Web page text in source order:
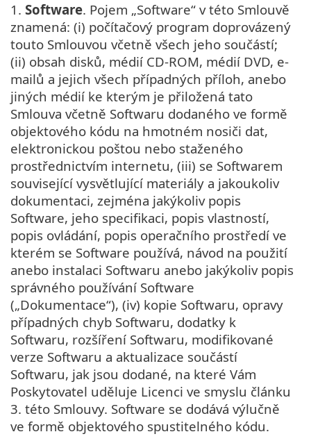
1. Software. Pojem „Software“ v této Smlouvě
znamená: (i) počítačový program doprovázený
touto Smlouvou včetně všech jeho součástí;
(ii) obsah disků, médií CD-ROM, médií DVD, e-
mailů a jejich všech případných příloh, anebo
jiných médií ke kterým je přiložená tato
Smlouva včetně Softwaru dodaného ve formě
objektového kódu na hmotném nosiči dat,
elektronickou poštou nebo staženého
prostřednictvím internetu, (iii) se Softwarem
související vysvětlující materiály a jakoukoliv
dokumentaci, zejména jakýkoliv popis
Software, jeho specifikaci, popis vlastností,
popis ovládání, popis operačního prostředí ve
kterém se Software používá, návod na použití
anebo instalaci Softwaru anebo jakýkoliv popis
správného používání Software
(„Dokumentace“), (iv) kopie Softwaru, opravy
případných chyb Softwaru, dodatky k
Softwaru, rozšíření Softwaru, modifikované
verze Softwaru a aktualizace součástí
Softwaru, jak jsou dodané, na které Vám
Poskytovatel uděluje Licenci ve smyslu článku
3. této Smlouvy. Software se dodává výlučně
ve formě objektového spustitelného kódu.